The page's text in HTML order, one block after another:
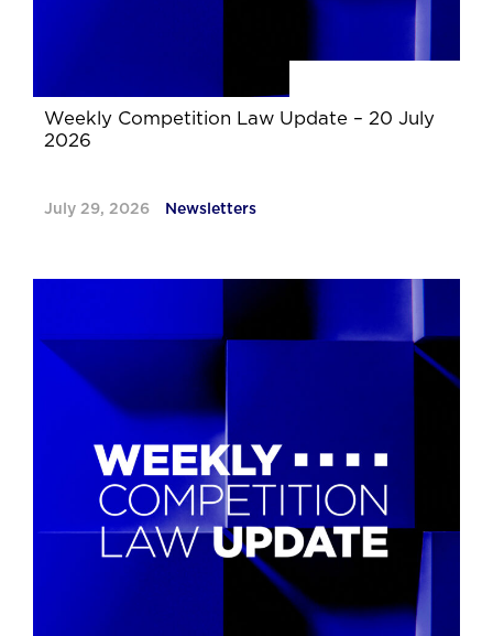
Weekly Competition Law Update – 20 July
2026
July 29, 2026 Newsletters